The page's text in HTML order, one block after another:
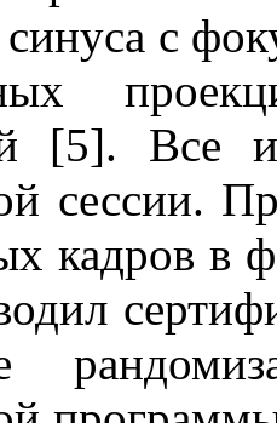
с
[5]. Все
сессии.
кадров в